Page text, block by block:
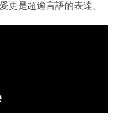
更是超逾言語的表達。